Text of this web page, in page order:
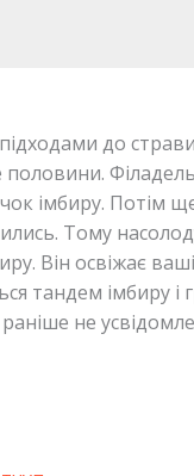
до
половини.
імбиру. Потім ще
Тому
Він освіжає
тандем імбиру
не